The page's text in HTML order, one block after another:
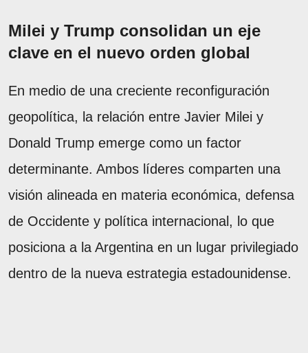
Milei y Trump consolidan un eje
clave en el nuevo orden global
En medio de una creciente reconfiguración
geopolítica, la relación entre Javier Milei y
Donald Trump emerge como un factor
determinante. Ambos líderes comparten una
visión alineada en materia económica, defensa
de Occidente y política internacional, lo que
posiciona a la Argentina en un lugar privilegiado
dentro de la nueva estrategia estadounidense.